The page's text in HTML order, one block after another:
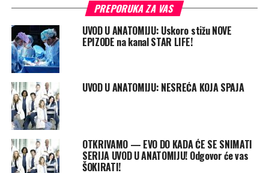
PREPORUKA ZA VAS
UVOD U ANATOMIJU: Uskoro stižu NOVE
EPIZODE na kanal STAR LIFE!
UVOD U ANATOMIJU: NESREĆA KOJA SPAJA
OTKRIVAMO — EVO DO KADA ĆE SE SNIMATI
SERIJA UVOD U ANATOMIJU! Odgovor će vas
ŠOKIRATI!